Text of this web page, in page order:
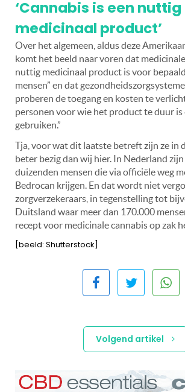
‘Cannabis is een nuttig
medicinaal product’
Over het algemeen, aldus deze
komt het beeld naar voren dat
nuttig medicinaal product is voor
mensen” en dat
proberen de toegang en kosten te
personen voor wie het product te duur is
gebruiken.”
Tja, voor wat dit laatste betreft zijn ze in
beter bezig dan wij hier. In Nederland
duizenden mensen die via officiële weg
Bedrocan krijgen. En dat wordt niet
zorgverzekeraars, in tegenstelling tot
Duitsland waar meer dan 170.000
recept voor medicinale cannabis op zak
[beeld: Shutterstock]
Volgend artikel